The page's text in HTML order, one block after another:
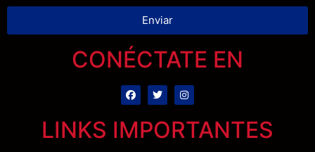
Enviar
CONÉCTATE EN
LINKS IMPORTANTES